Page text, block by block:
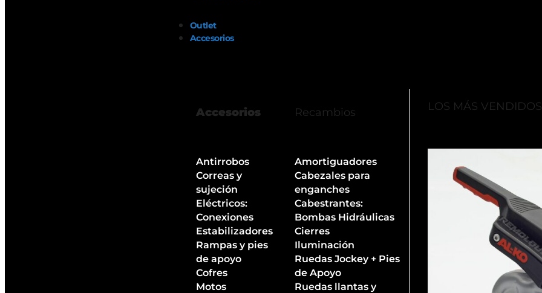
Outlet
Accesorios
Accesorios
Antirrobos
Correas y
sujeción
Eléctricos:
Conexiones
Estabilizadores
Rampas y pies
de apoyo
Cofres
Motos
Recambios
Amortiguadores
Cabezales para
enganches
Cabestrantes:
Bombas Hidráulicas
Cierres
Iluminación
Ruedas Jockey + Pies
de Apoyo
Ruedas llantas y
LOS MÁS VENDIDOS